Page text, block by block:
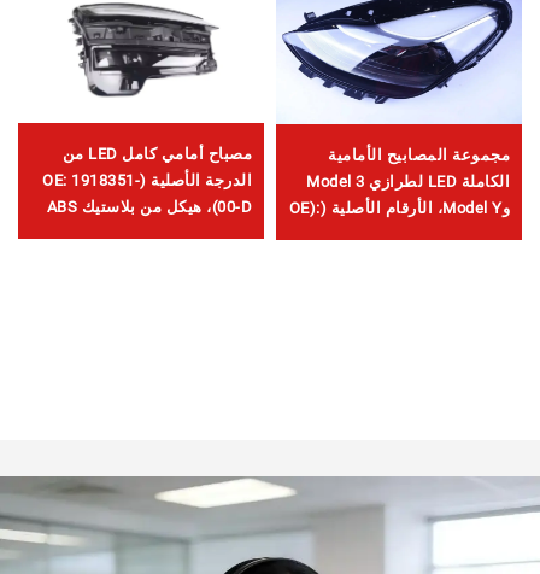
مجموعة المصابيح الأمامية
الكاملة LED لطرازي Model 3
وModel Y، الأرقام الأصلية (OE):
مصباح أمامي كامل LED من
الدرجة الأصلية (OE: 1918351-
00-D)، هيكل من بلاستيك ABS